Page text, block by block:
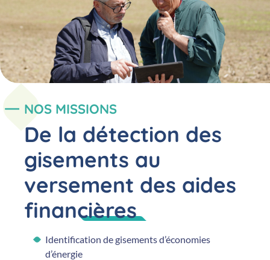
NOS MISSIONS
De la détection des
gisements au
versement des aides
financières
Identification de gisements d’économies
d’énergie